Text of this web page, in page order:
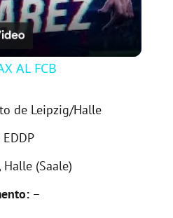
V
i
d
e
o
AL FCB
de Leipzig/Halle
EDDP
Halle (Saale)
–